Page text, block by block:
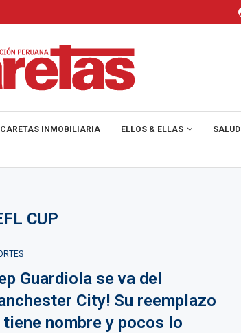
CARETAS INMOBILIARIA ELLOS & ELLAS SALUD
CUP
Guardiola se va del
City! Su reemplazo
tiene nombre y pocos lo